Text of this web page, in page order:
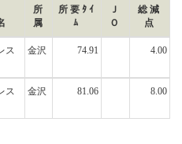
所
属
所要ﾀｲ
ﾑ
Ｊ
Ｏ
総減
点
ス
金沢 74.91 4.00
ス
金沢 81.06 8.00